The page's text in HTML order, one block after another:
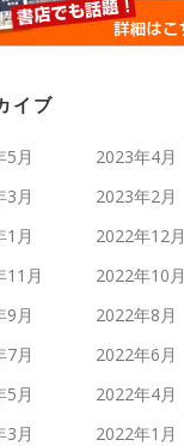
イブ
5月
2023年4月
3月
2023年2月
1月
2022年12月
11月
2022年10月
9月
2022年8月
7月
2022年6月
5月
2022年4月
3月
2022年1月